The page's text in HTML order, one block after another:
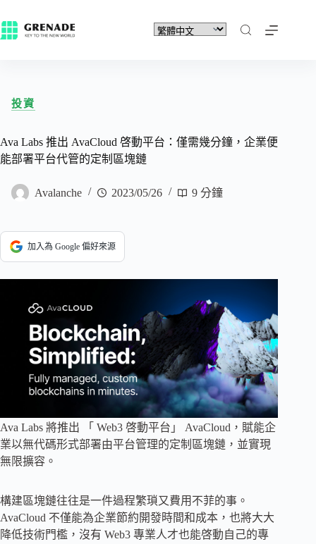
投資
Ava Labs 推出 AvaCloud 啓動平台：僅需幾分鐘，企業便
能部署平台代管的定制區塊鏈
Avalanche 2023/05/26 9 分鐘
加入為 Google 偏好來源
Ava Labs 將推出 「 Web3 啓動平台」 AvaCloud，賦能企
業以無代碼形式部署由平台管理的定制區塊鏈，並實現
無限擴容。
構建區塊鏈往往是一件過程繁瑣又費用不菲的事。
AvaCloud 不僅能為企業節約開發時間和成本，也將大大
降低技術門檻，沒有 Web3 專業人才也能啓動自己的專